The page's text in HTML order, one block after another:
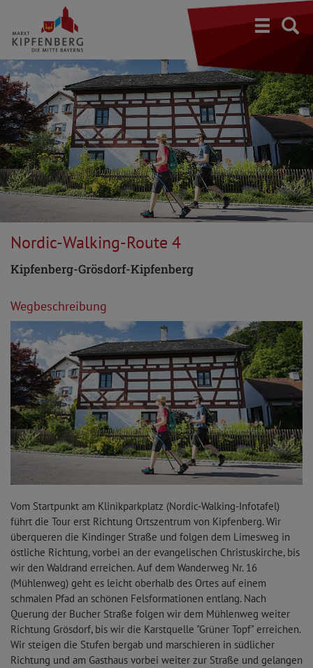
Nordic-Walking-Route 4
Kipfenberg-Grösdorf-Kipfenberg
Wegbeschreibung
Vom Startpunkt am Klinikparkplatz (Nordic-Walking-Infotafel)
führt die Tour erst Richtung Ortszentrum von Kipfenberg. Wir
überqueren die Kindinger Straße und folgen dem Limesweg in
östliche Richtung, vorbei an der evangelischen Christuskirche, bis
wir den Waldrand erreichen. Auf dem Wanderweg Nr. 16
(Mühlenweg) geht es leicht oberhalb des Ortes auf einem
schmalen Pfad an schönen Felsformationen entlang. Nach
Querung der Bucher Straße folgen wir dem Mühlenweg weiter
Richtung Grösdorf, bis wir die Karstquelle "Grüner Topf" erreichen.
Wir steigen die Stufen bergab und marschieren in südlicher
Richtung und am Gasthaus vorbei weiter zur Straße und gelangen